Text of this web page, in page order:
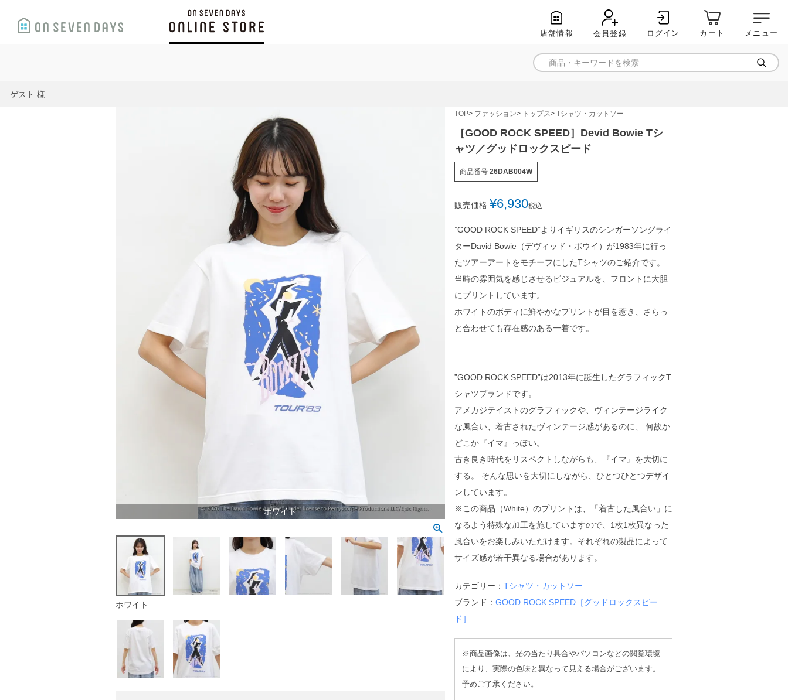
店舗情報 会員登録 ログイン カート メニュー
ゲスト 様
ホワイト
ホワイト
TOP ファッション トップス Tシャツ・カットソー
［GOOD ROCK SPEED］Devid Bowie Tシ
ャツ／グッドロックスピード
商品番号 26DAB004W
販売価格 ¥6,930税込
”GOOD ROCK SPEED”よりイギリスのシンガーソングライ
ターDavid Bowie（デヴィッド・ボウイ）が1983年に行っ
たツアーアートをモチーフにしたTシャツのご紹介です。
当時の雰囲気を感じさせるビジュアルを、フロントに大胆
にプリントしています。
ホワイトのボディに鮮やかなプリントが目を惹き、さらっ
と合わせても存在感のある一着です。
”GOOD ROCK SPEED”は2013年に誕生したグラフィックT
シャツブランドです。
アメカジテイストのグラフィックや、ヴィンテージライク
な風合い、着古されたヴィンテージ感があるのに、 何故か
どこか『イマ』っぽい。
古き良き時代をリスペクトしながらも、『イマ』を大切に
する。 そんな思いを大切にしながら、ひとつひとつデザイ
ンしています。
※この商品（White）のプリントは、「着古した風合い」に
なるよう特殊な加工を施していますので、1枚1枚異なった
風合いをお楽しみいただけます。それぞれの製品によって
サイズ感が若干異なる場合があります。
カテゴリー： Tシャツ・カットソー
ブランド： GOOD ROCK SPEED［グッドロックスピー
ド］
※商品画像は、光の当たり具合やパソコンなどの閲覧環境
により、実際の色味と異なって見える場合がございます。
予めご了承ください。